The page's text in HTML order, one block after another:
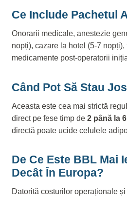
Ce Include Pachetul
Onorarii medicale, anestezie
nopți), cazare la hotel (5-7 nopți),
medicamente post-operatorii
Când Pot Să Stau
Aceasta este cea mai strictă
direct pe fese timp de 2 până la
directă poate ucide celulele
De Ce Este BBL Mai
Decât În Europa?
Datorită costurilor operaționale